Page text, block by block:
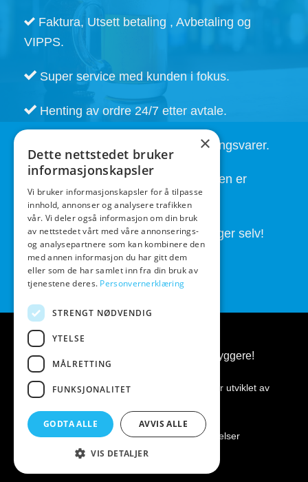
Faktura, Utsett betaling , Avbetaling og
VIPPS.
Super service med kunden i fokus.
Henting av ordre 24/7 etter avtale.
Kort leveringstid. Også på bestillingsvarer.
God service også etter at handelen er
fullført.
Butikken drives av folk som brygger selv!
BeerGear.no - Ølbrygging, for ølbryggere!
Kopirett 2026 © BeerGear.no
Nettsiden er utviklet av
Personvernerklæring|Kjøpsbetingelser
×
Dette nettstedet bruker
informasjonskapsler
Vi bruker informasjonskapsler for å tilpasse
innhold, annonser og analysere trafikken
vår. Vi deler også informasjon om din bruk
av nettstedet vårt med våre annonserings-
og analysepartnere som kan kombinere den
med annen informasjon du har gitt dem
eller som de har samlet inn fra din bruk av
tjenestene deres. Personvernerklæring
STRENGT NØDVENDIG
YTELSE
MÅLRETTING
FUNKSJONALITET
GODTA ALLE AVVIS ALLE
VIS DETALJER